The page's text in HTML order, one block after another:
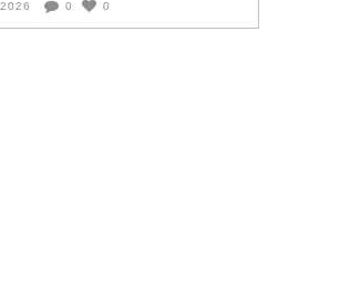
0 0